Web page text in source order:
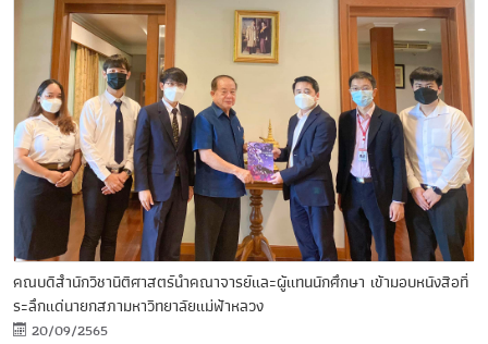
คณบดีสำนักวิชานิติศาสตร์นำคณาจารย์และผู้แทนนักศึกษา เข้ามอบหนังสือที่
ระลึกแด่นายกสภามหาวิทยาลัยแม่ฟ้าหลวง
20/09/2565